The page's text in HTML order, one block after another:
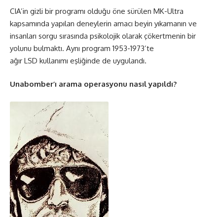
CIA’in gizli bir programı olduğu öne sürülen MK-Ultra
kapsamında yapılan deneylerin amacı beyin yıkamanın ve
insanları sorgu sırasında psikolojik olarak çökertmenin bir
yolunu bulmaktı. Aynı program 1953-1973’te
ağır LSD kullanımı eşliğinde de uygulandı.
Unabomber’ı arama operasyonu nasıl yapıldı?